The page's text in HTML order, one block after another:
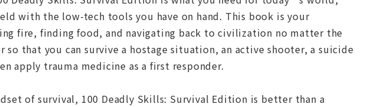
with the low-tech tools you have on hand. This book is your
fire, finding food, and navigating back to civilization no matter the
that you can survive a hostage situation, an active shooter, a suicide
apply trauma medicine as a first responder.
of survival, 100 Deadly Skills: Survival Edition is better than a